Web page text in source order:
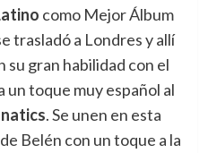
como Mejor Álbum
trasladó a Londres y allí
su gran habilidad con el
un toque muy español al
. Se unen en esta
Belén con un toque a la